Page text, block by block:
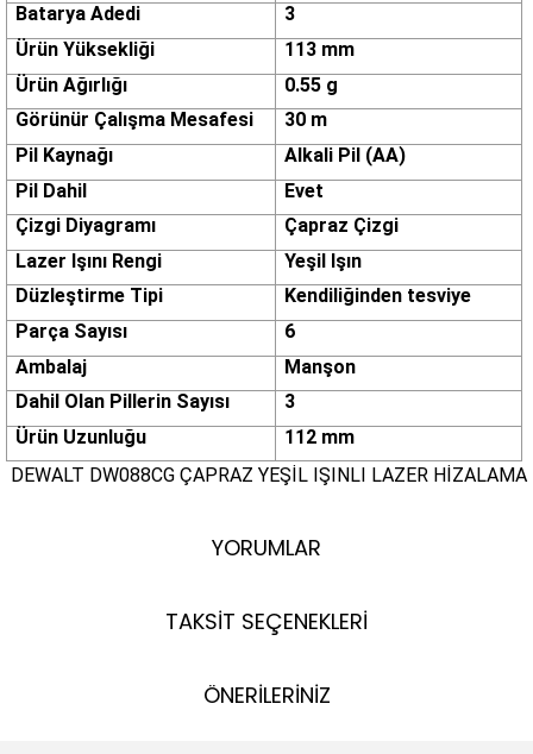
Batarya Adedi
3
Ürün Yüksekliği
113 mm
Ürün Ağırlığı
0.55 g
Görünür Çalışma Mesafesi
30 m
Pil Kaynağı
Alkali Pil (AA)
Pil Dahil
Evet
Çizgi Diyagramı
Çapraz Çizgi
Lazer Işını Rengi
Yeşil Işın
Düzleştirme Tipi
Kendiliğinden tesviye
Parça Sayısı
6
Ambalaj
Manşon
Dahil Olan Pillerin Sayısı
3
Ürün Uzunluğu
112 mm
DEWALT DW088CG ÇAPRAZ YEŞİL IŞINLI LAZER HİZALAMA
YORUMLAR
TAKSİT SEÇENEKLERİ
ÖNERİLERİNİZ